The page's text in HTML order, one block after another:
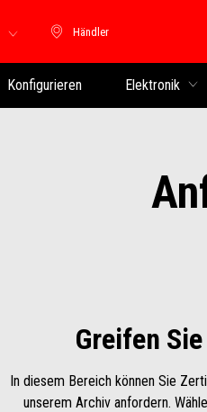
Händler
Händler
Konfigurieren Elektronik
Greifen
In diesem Bereich können Sie
unserem Archiv anfordern.